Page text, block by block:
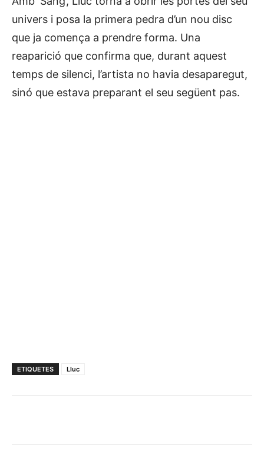
univers i posa la primera pedra d’un nou disc
que ja comença a prendre forma. Una
reaparició que confirma que, durant aquest
temps de silenci, l’artista no havia desaparegut,
sinó que estava preparant el seu següent pas.
ETIQUETES Lluc